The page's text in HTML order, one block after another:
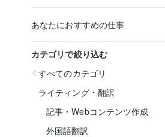
あなたにおすすめの仕事
カテゴリで絞り込む
すべてのカテゴリ
ライティング・翻訳
記事・Webコンテンツ作成
外国語翻訳